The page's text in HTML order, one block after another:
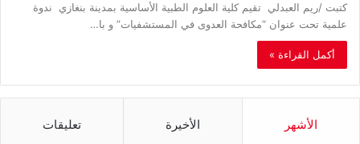
كتبت /ريم العبدلي تقيم كلية العلوم الطبية الأساسية بمدينة بنغازي ندوة
علمية تحت عنوان “مكافحة العدوى في المستشفيات” و با…
أكمل القراءة »
الأشهر الأخيرة تعليقات